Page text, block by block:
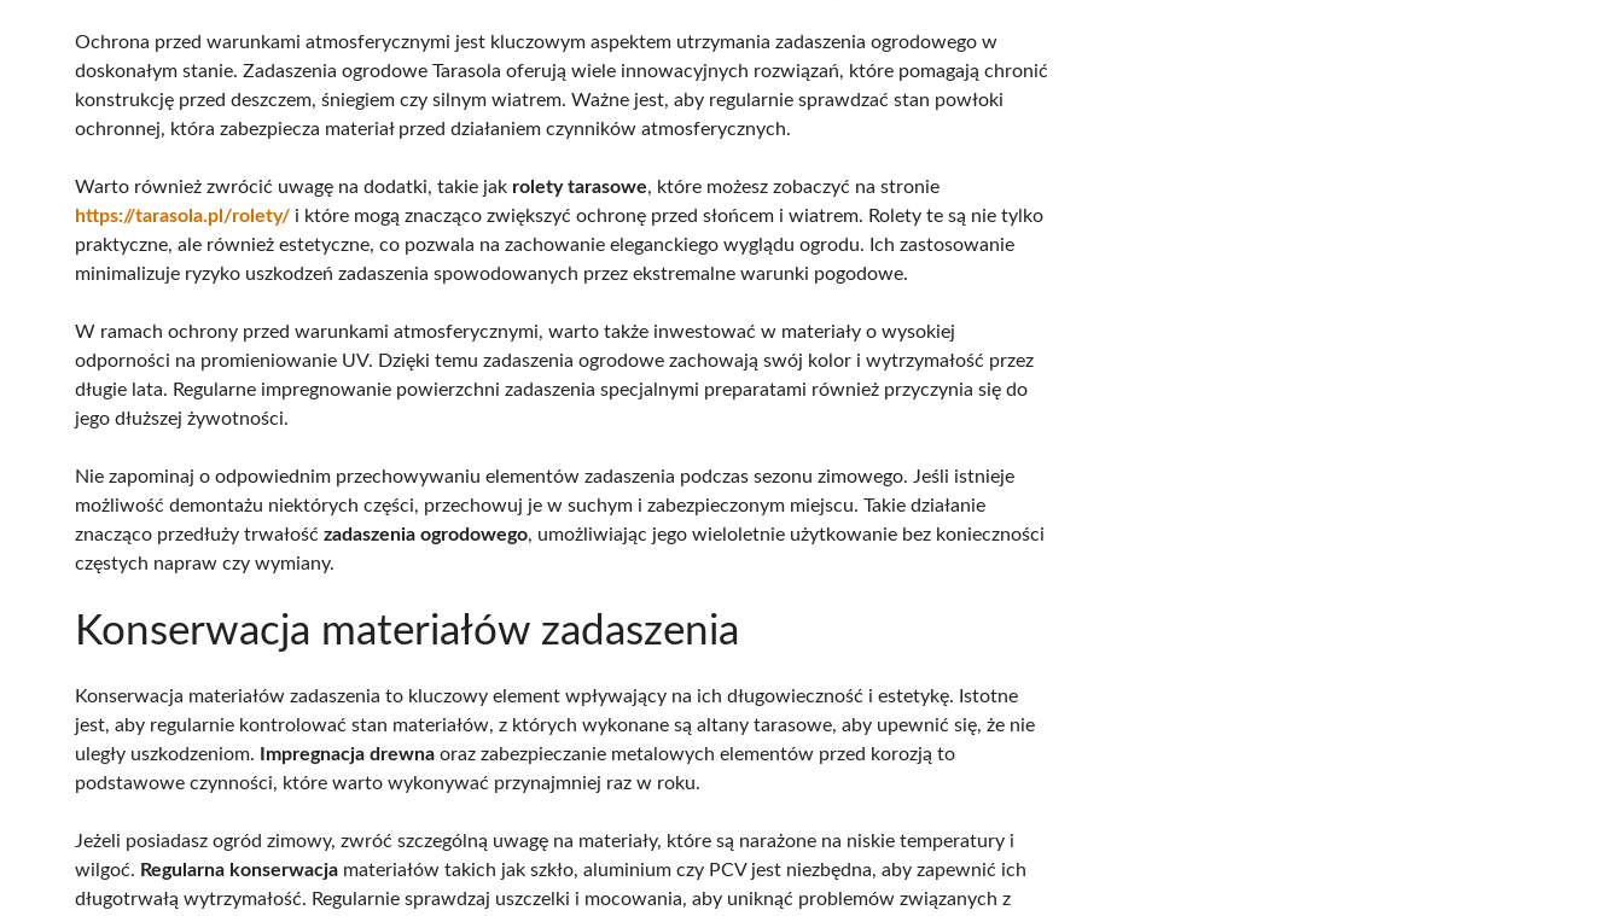
Ochrona przed warunkami atmosferycznymi jest kluczowym aspektem utrzymania zadaszenia ogrodowego w
doskonałym stanie. Zadaszenia ogrodowe Tarasola oferują wiele innowacyjnych rozwiązań, które pomagają chronić
konstrukcję przed deszczem, śniegiem czy silnym wiatrem. Ważne jest, aby regularnie sprawdzać stan powłoki
ochronnej, która zabezpiecza materiał przed działaniem czynników atmosferycznych.
Warto również zwrócić uwagę na dodatki, takie jak rolety tarasowe, które możesz zobaczyć na stronie
https://tarasola.pl/rolety/ i które mogą znacząco zwiększyć ochronę przed słońcem i wiatrem. Rolety te są nie tylko
praktyczne, ale również estetyczne, co pozwala na zachowanie eleganckiego wyglądu ogrodu. Ich zastosowanie
minimalizuje ryzyko uszkodzeń zadaszenia spowodowanych przez ekstremalne warunki pogodowe.
W ramach ochrony przed warunkami atmosferycznymi, warto także inwestować w materiały o wysokiej
odporności na promieniowanie UV. Dzięki temu zadaszenia ogrodowe zachowają swój kolor i wytrzymałość przez
długie lata. Regularne impregnowanie powierzchni zadaszenia specjalnymi preparatami również przyczynia się do
jego dłuższej żywotności.
Nie zapominaj o odpowiednim przechowywaniu elementów zadaszenia podczas sezonu zimowego. Jeśli istnieje
możliwość demontażu niektórych części, przechowuj je w suchym i zabezpieczonym miejscu. Takie działanie
znacząco przedłuży trwałość zadaszenia ogrodowego, umożliwiając jego wieloletnie użytkowanie bez konieczności
częstych napraw czy wymiany.
Konserwacja materiałów zadaszenia
Konserwacja materiałów zadaszenia to kluczowy element wpływający na ich długowieczność i estetykę. Istotne
jest, aby regularnie kontrolować stan materiałów, z których wykonane są altany tarasowe, aby upewnić się, że nie
uległy uszkodzeniom.
Impregnacja drewna oraz zabezpieczanie metalowych elementów przed korozją to
podstawowe czynności, które warto wykonywać przynajmniej raz w roku.
Jeżeli posiadasz ogród zimowy, zwróć szczególną uwagę na materiały, które są narażone na niskie temperatury i
wilgoć. Regularna konserwacja materiałów takich jak szkło, aluminium czy PCV jest niezbędna, aby zapewnić ich
długotrwałą wytrzymałość. Regularnie sprawdzaj uszczelki i mocowania, aby uniknąć problemów związanych z